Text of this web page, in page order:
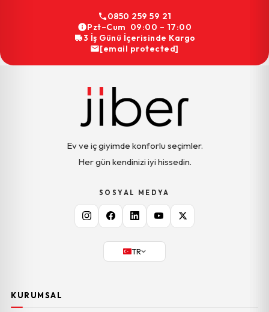
0850 259 59 21
Pzt–Cum 09:00 – 17:00
3 İş Günü İçerisinde Kargo
[email protected]
Ev ve iç giyimde konforlu seçimler.
Her gün kendinizi iyi hissedin.
SOSYAL MEDYA
TR
KURUMSAL